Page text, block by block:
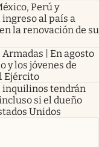
Perú y
al país a
la renovación de su
| En agosto
los jóvenes de
Ejército
inquilinos tendrán
si el dueño
Unidos